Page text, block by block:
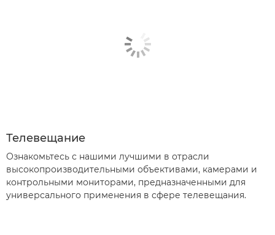
Телевещание
Ознакомьтесь с нашими лучшими в отрасли
высокопроизводительными объективами, камерами и
контрольными мониторами, предназначенными для
универсального применения в сфере телевещания.